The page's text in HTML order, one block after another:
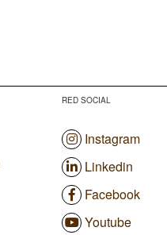
RED SOCIAL
Instagram
Linkedin
Facebook
Youtube